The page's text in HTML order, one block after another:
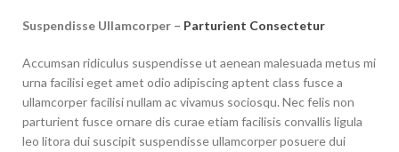
Suspendisse Ullamcorper – Parturient Consectetur
Accumsan ridiculus suspendisse ut aenean malesuada metus mi
urna facilisi eget amet odio adipiscing aptent class fusce a
ullamcorper facilisi nullam ac vivamus sociosqu. Nec felis non
parturient fusce ornare dis curae etiam facilisis convallis ligula
leo litora dui suscipit suspendisse ullamcorper posuere dui